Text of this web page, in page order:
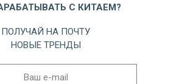
С КИТАЕМ?
ПОЛУЧАЙ НА ПОЧТУ
НОВЫЕ ТРЕНДЫ